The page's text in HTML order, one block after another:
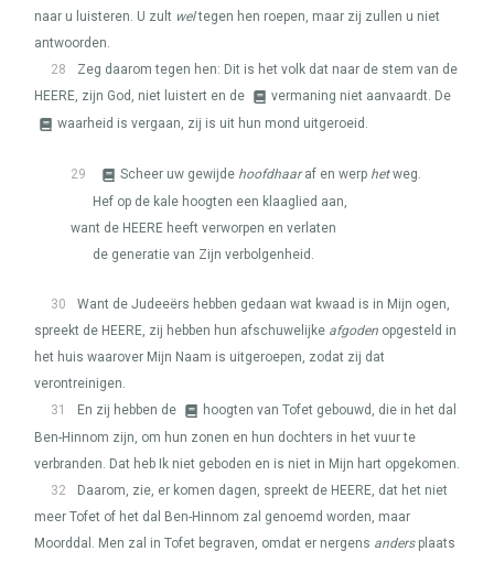
naar u luisteren. U zult weltegen hen roepen, maar zij zullen u niet
antwoorden.
28
Zeg daarom tegen hen: Dit is het volk dat naar de stem van de
HEERE, zijn God, niet luistert en de
vermaning niet aanvaardt. De
waarheid is vergaan, zij is uit hun mond uitgeroeid.
29 Scheer uw gewijde hoofdhaaraf en werp hetweg.
Hef op de kale hoogten een klaaglied aan,
want de HEERE heeft verworpen en verlaten
de generatie van Zijn verbolgenheid.
30
Want de Judeeërs hebben gedaan wat kwaad is in Mijn ogen,
spreekt de HEERE, zij hebben hun afschuwelijke afgoden opgesteld in
het huis waarover Mijn Naam is uitgeroepen, zodat zij dat
verontreinigen.
31
En zij hebben de
hoogten van Tofet gebouwd, die in het dal
Ben-Hinnom zijn, om hun zonen en hun dochters in het vuur te
verbranden. Dat heb Ik niet geboden en is niet in Mijn hart opgekomen.
32
Daarom, zie, er komen dagen, spreekt de HEERE, dat het niet
meer Tofet of het dal Ben-Hinnom zal genoemd worden, maar
Moorddal. Men zal in Tofet begraven, omdat er nergens andersplaats